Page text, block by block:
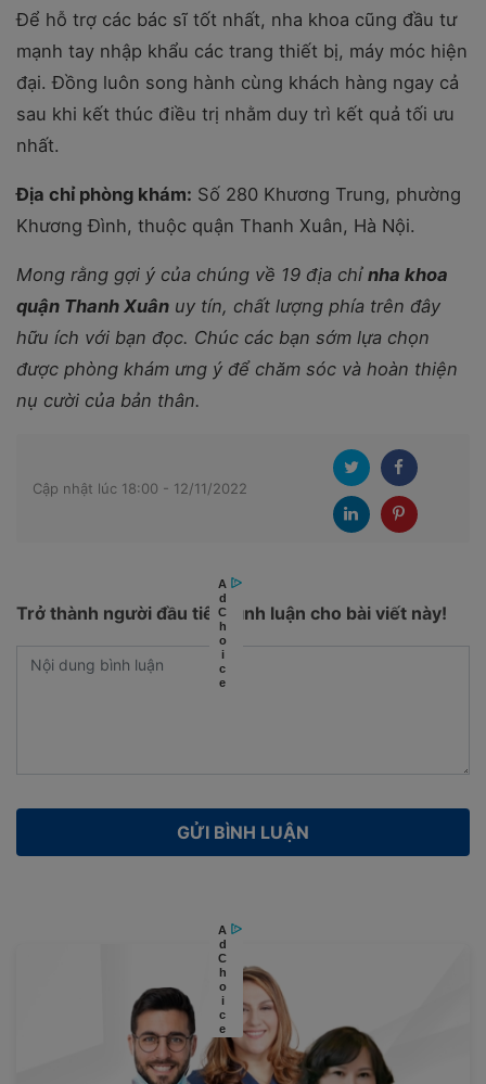
Để hỗ trợ các bác sĩ tốt nhất, nha khoa cũng đầu tư
mạnh tay nhập khẩu các trang thiết bị, máy móc hiện
đại. Đồng luôn song hành cùng khách hàng ngay cả
sau khi kết thúc điều trị nhằm duy trì kết quả tối ưu
nhất.
Địa chỉ phòng khám: Số 280 Khương Trung, phường
Khương Đình, thuộc quận Thanh Xuân, Hà Nội.
Mong rằng gợi ý của chúng về 19 địa chỉ nha khoa
quận Thanh Xuân uy tín, chất lượng phía trên đây
hữu ích với bạn đọc. Chúc các bạn sớm lựa chọn
được phòng khám ưng ý để chăm sóc và hoàn thiện
nụ cười của bản thân.
Cập nhật lúc 18:00 - 12/11/2022
Trở thành người đầu tiên bình luận cho bài viết này!